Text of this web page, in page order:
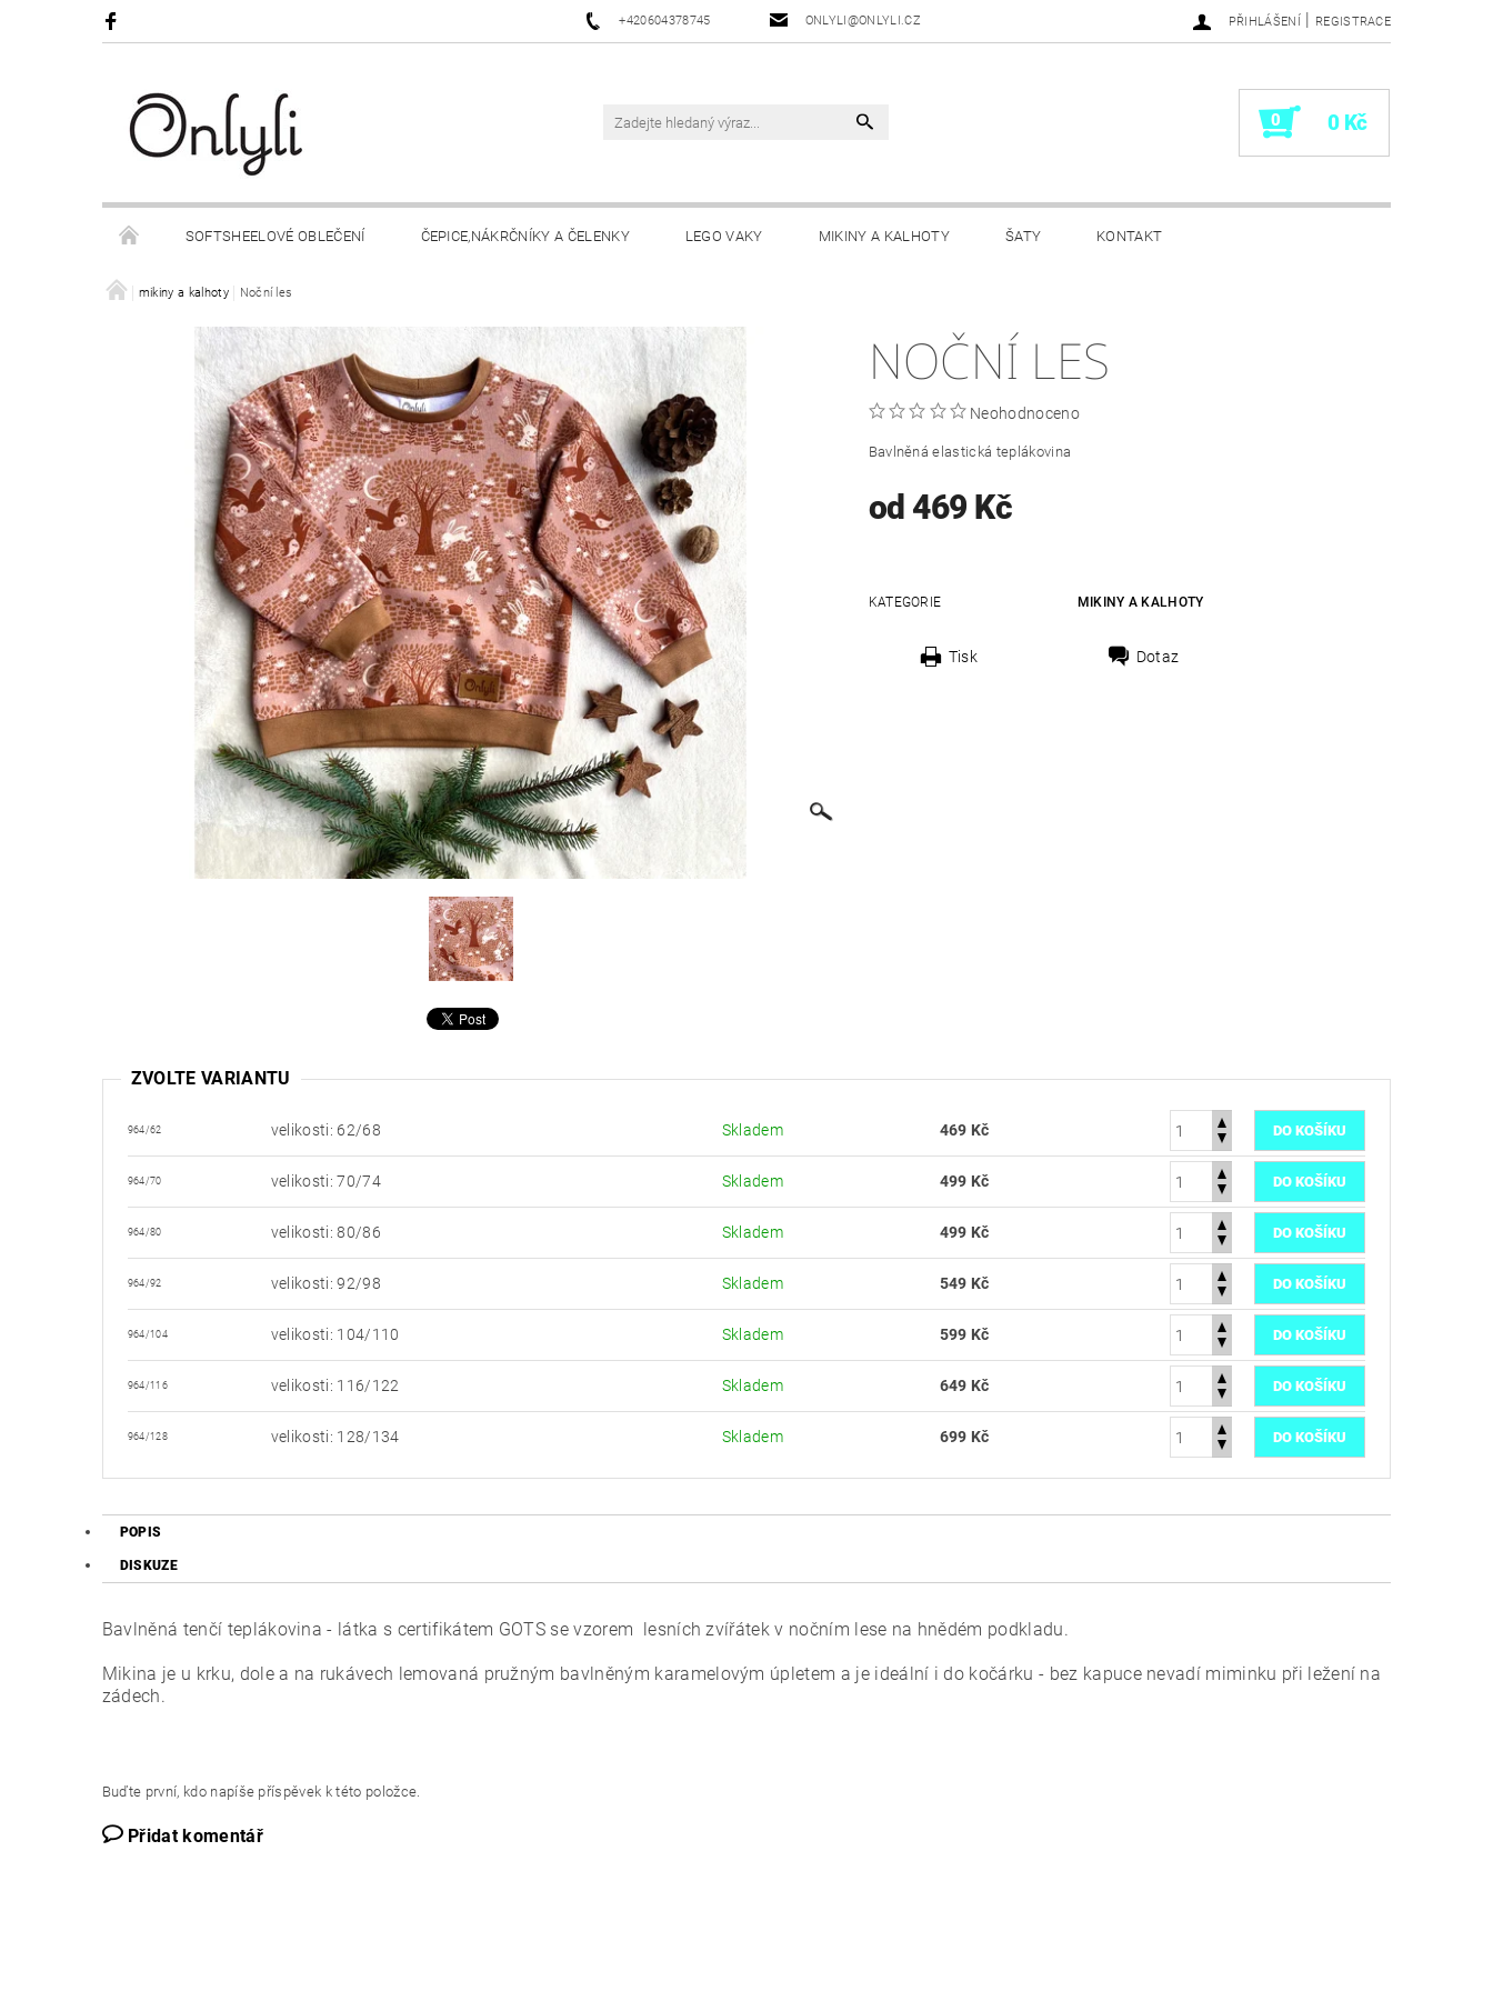
+420604378745 ONLYLI@ONLYLI.CZ PŘIHLÁŠENÍ | REGISTRACE
0 0 Kč
SOFTSHEELOVÉ OBLEČENÍ ČEPICE,NÁKRČNÍKY A ČELENKY LEGO VAKY MIKINY A KALHOTY ŠATY KONTAKT
OBCHODNÍ PODMÍNKY
mikiny a kalhoty Noční les
NOČNÍ LES
Neohodnoceno
Bavlněná elastická teplákovina
od 469 Kč
KATEGORIE MIKINY A KALHOTY
Tisk Dotaz
ZVOLTE VARIANTU
964/62 velikosti: 62/68 Skladem 469 Kč
964/70 velikosti: 70/74 Skladem 499 Kč
964/80 velikosti: 80/86 Skladem 499 Kč
964/92 velikosti: 92/98 Skladem 549 Kč
964/104 velikosti: 104/110 Skladem 599 Kč
964/116 velikosti: 116/122 Skladem 649 Kč
964/128 velikosti: 128/134 Skladem 699 Kč
POPIS
DISKUZE
Bavlněná tenčí teplákovina - látka s certifikátem GOTS se vzorem lesních zvířátek v nočním lese na hnědém podkladu.
Mikina je u krku, dole a na rukávech lemovaná pružným bavlněným karamelovým úpletem a je ideální i do kočárku - bez kapuce nevadí miminku při ležení na
zádech.
Buďte první, kdo napíše příspěvek k této položce.
Přidat komentář